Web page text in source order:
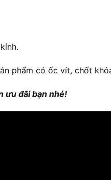
phẩm có ốc vít, chốt
ưu đãi bạn nhé!